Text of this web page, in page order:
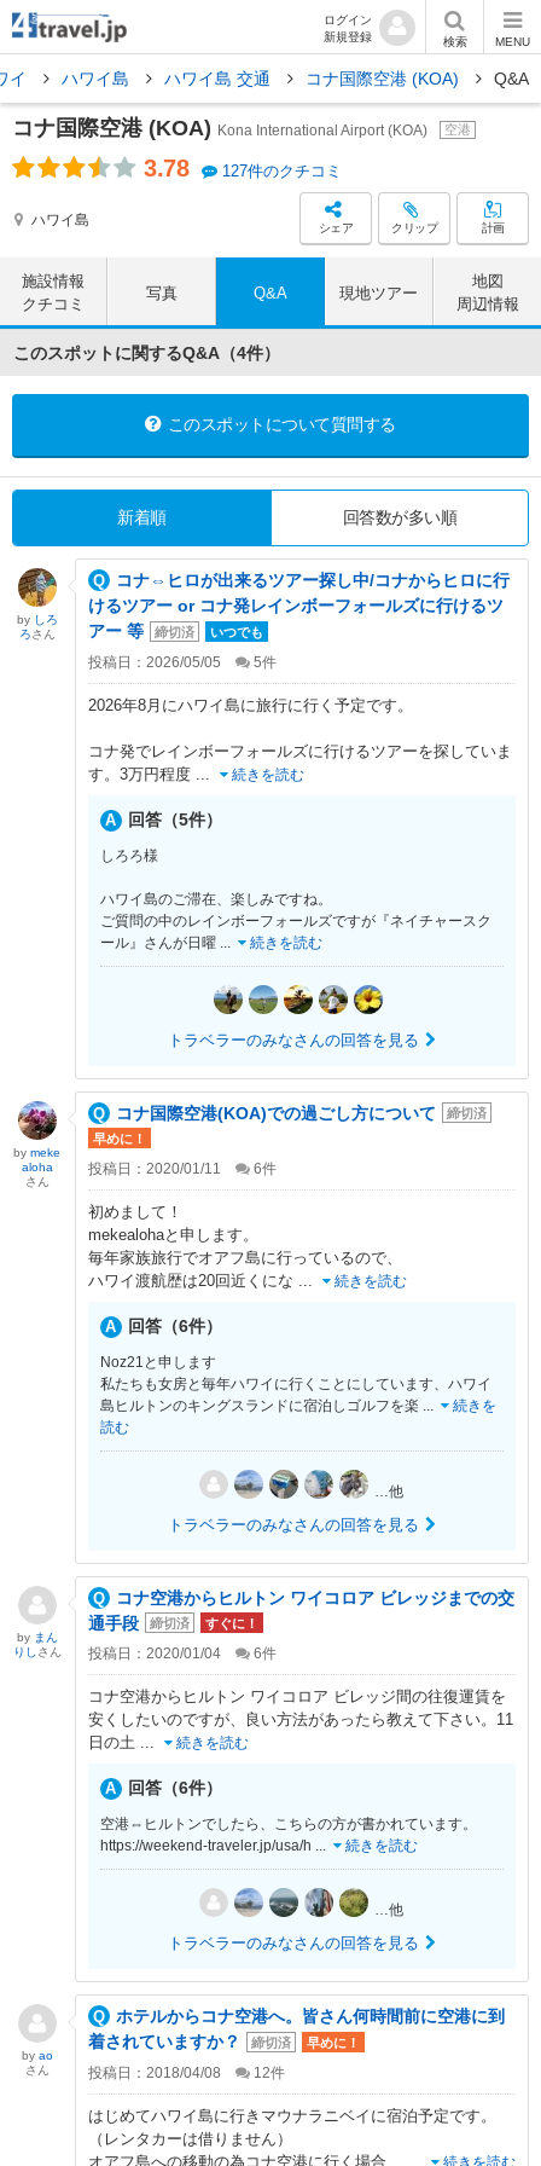
ログイン
新規登録
検索 MENU
イ ハワイ島 ハワイ島 交通 コナ国際空港 (KOA) Q&A
コナ国際空港 (KOA) Kona International Airport (KOA) 空港
3.78 127件のクチコミ
ハワイ島 シェア クリップ 計画
施設情報
クチコミ
写真 Q&A 現地ツアー
地図
周辺情報
このスポットに関するQ&A（4件）
このスポットについて質問する
新着順 回答数が多い順
コナ⇔ヒロが出来るツアー探し中/コナからヒロに行
けるツアー or コナ発レインボーフォールズに行けるツ
アー 等
締切済 いつでも
投稿日：2026/05/05 5件
2026年8月にハワイ島に旅行に行く予定です。
コナ発でレインボーフォールズに行けるツアーを探していま
す。3万円程度
続きを読む
回答（5件）
しろろ様
ハワイ島のご滞在、楽しみですね。
ご質問の中のレインボーフォールズですが『ネイチャースク
ール』さんが日曜
続きを読む
トラベラーのみなさんの回答を見る
by しろ
ろさん
コナ国際空港(KOA)での過ごし方について
締切済
早めに！
投稿日：2020/01/11 6件
初めまして！
mekealohaと申します。
毎年家族旅行でオアフ島に行っているので、
ハワイ渡航歴は20回近くにな ... 続きを読む
回答（6件）
Noz21と申します
私たちも女房と毎年ハワイに行くことにしています、ハワイ
島ヒルトンのキングスランドに宿泊しゴルフを楽 ...
続きを
読む
…他
トラベラーのみなさんの回答を見る
bymeke
aloha
さん
コナ空港からヒルトン ワイコロア ビレッジまでの交
通手段
締切済 すぐに！
投稿日：2020/01/04 6件
コナ空港からヒルトン ワイコロア ビレッジ間の往復運賃を
安くしたいのですが、良い方法があったら教えて下さい。11
日の土 ... 続きを読む
回答（6件）
空港⇔ヒルトンでしたら、こちらの方が書かれています。
https://weekend-traveler.jp/usa/h ... 続きを読む
…他
トラベラーのみなさんの回答を見る
by まん
りし さん
ホテルからコナ空港へ。皆さん何時間前に空港に到
着されていますか？
締切済 早めに！
投稿日：2018/04/08 12件
はじめてハワイ島に行きマウナラニベイに宿泊予定です。
（レンタカーは借りません）
オアフ島への移動の為コナ空港に行く場合、
続きを読む
by ao
さん